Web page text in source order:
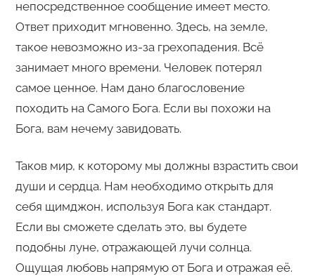
непосредственное сообщение имеет место.
Ответ приходит мгновенно. Здесь, на земле,
такое невозможно из-за грехопадения. Всё
занимает много времени. Человек потерял
самое ценное. Нам дано благословение
походить на Самого Бога. Если вы похожи на
Бога, вам нечему завидовать.
Таков мир, к которому мы должны взрастить свои
души и сердца. Нам необходимо открыть для
себя щимджон, используя Бога как стандарт.
Если вы сможете сделать это, вы будете
подобны луне, отражающей лучи солнца.
Ощущая любовь напрямую от Бога и отражая её.